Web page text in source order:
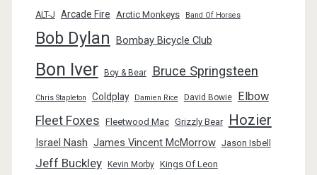
ALT-J Arcade Fire Arctic Monkeys Band Of Horses
Bob Dylan Bombay Bicycle Club
Bon Iver Boy & Bear Bruce Springsteen
Chris Stapleton Coldplay Damien Rice David Bowie Elbow
Fleet Foxes Fleetwood Mac Grizzly Bear Hozier
Israel Nash James Vincent McMorrow Jason Isbell
Jeff Buckley Kevin Morby Kings Of Leon